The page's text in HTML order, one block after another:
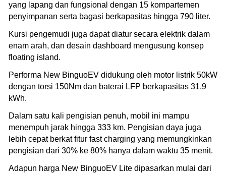
yang lapang dan fungsional dengan 15 kompartemen
penyimpanan serta bagasi berkapasitas hingga 790 liter.
Kursi pengemudi juga dapat diatur secara elektrik dalam
enam arah, dan desain dashboard mengusung konsep
floating island.
Performa New BinguoEV didukung oleh motor listrik 50kW
dengan torsi 150Nm dan baterai LFP berkapasitas 31,9
kWh.
Dalam satu kali pengisian penuh, mobil ini mampu
menempuh jarak hingga 333 km. Pengisian daya juga
lebih cepat berkat fitur fast charging yang memungkinkan
pengisian dari 30% ke 80% hanya dalam waktu 35 menit.
Adapun harga New BinguoEV Lite dipasarkan mulai dari